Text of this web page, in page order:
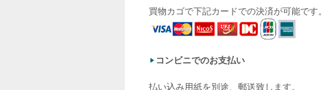
買物カゴで下記カードでの決済が可能です。
コンビニでのお支払い
払い込み用紙を別途、郵送致します。